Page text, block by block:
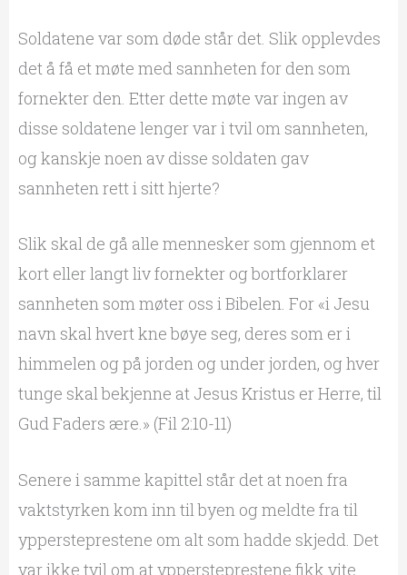
Soldatene var som døde står det. Slik opplevdes
det å få et møte med sannheten for den som
fornekter den. Etter dette møte var ingen av
disse soldatene lenger var i tvil om sannheten,
og kanskje noen av disse soldaten gav
sannheten rett i sitt hjerte?
Slik skal de gå alle mennesker som gjennom et
kort eller langt liv fornekter og bortforklarer
sannheten som møter oss i Bibelen. For «i Jesu
navn skal hvert kne bøye seg, deres som er i
himmelen og på jorden og under jorden, og hver
tunge skal bekjenne at Jesus Kristus er Herre, til
Gud Faders ære.» (Fil 2:10-11)
Senere i samme kapittel står det at noen fra
vaktstyrken kom inn til byen og meldte fra til
yppersteprestene om alt som hadde skjedd. Det
var ikke tvil om at yppersteprestene fikk vite